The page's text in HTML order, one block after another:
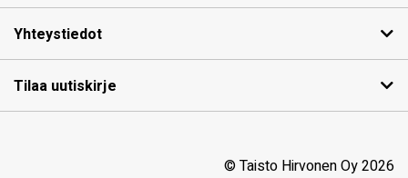
Yhteystiedot
Tilaa uutiskirje
© Taisto Hirvonen Oy 2026